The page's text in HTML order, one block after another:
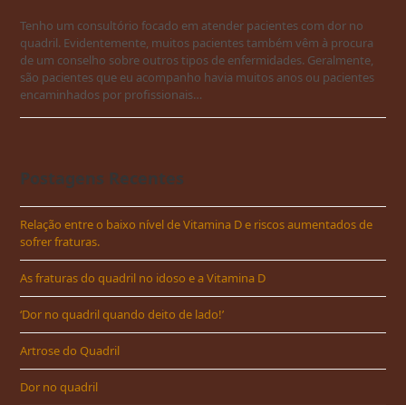
Tenho um consultório focado em atender pacientes com dor no
quadril. Evidentemente, muitos pacientes também vêm à procura
de um conselho sobre outros tipos de enfermidades. Geralmente,
são pacientes que eu acompanho havia muitos anos ou pacientes
encaminhados por profissionais…
Postagens Recentes
Relação entre o baixo nível de Vitamina D e riscos aumentados de
sofrer fraturas.
As fraturas do quadril no idoso e a Vitamina D
‘Dor no quadril quando deito de lado!’
Artrose do Quadril
Dor no quadril